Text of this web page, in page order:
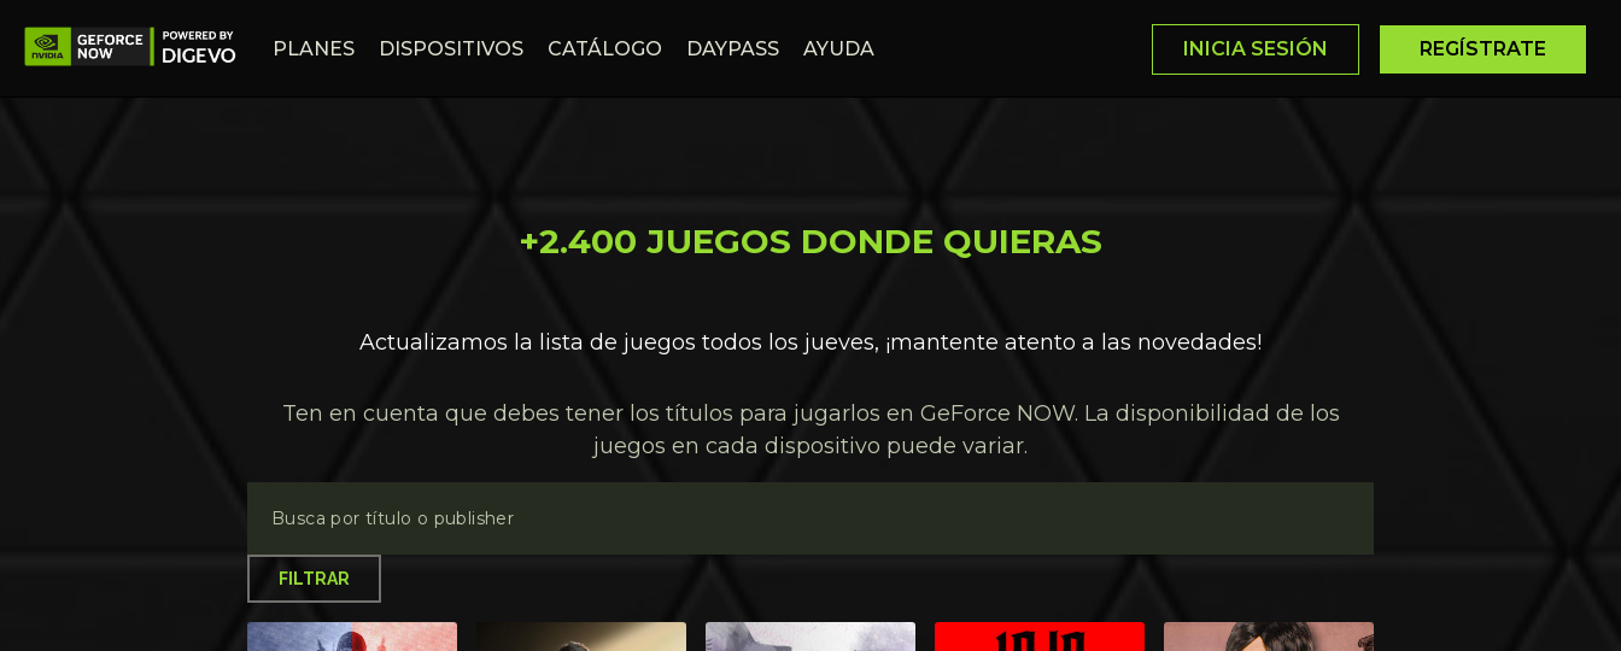
PLANES DISPOSITIVOS CATÁLOGO DAYPASS AYUDA INICIA SESIÓN REGÍSTRATE
+2.400 JUEGOS DONDE QUIERAS
Actualizamos la lista de juegos todos los jueves, ¡mantente atento a las novedades!
Ten en cuenta que debes tener los títulos para jugarlos en GeForce NOW. La disponibilidad de los
juegos en cada dispositivo puede variar.
N
o
FILTRAR